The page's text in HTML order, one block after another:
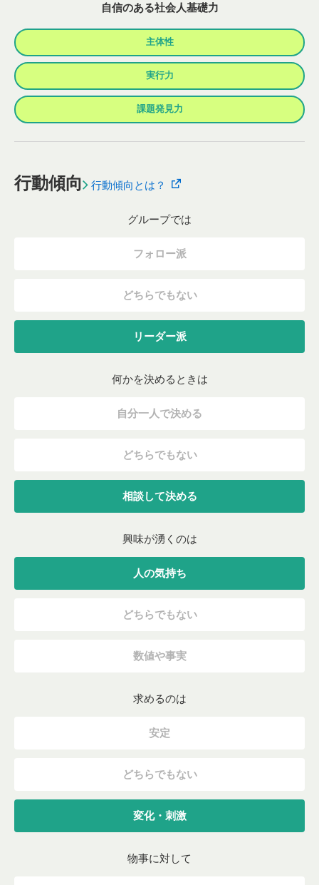
自信のある社会人基礎力
主体性
実行力
課題発見力
行動傾向 行動傾向とは？
グループでは
フォロー派
どちらでもない
リーダー派
何かを決めるときは
自分一人で決める
どちらでもない
相談して決める
興味が湧くのは
人の気持ち
どちらでもない
数値や事実
求めるのは
安定
どちらでもない
変化・刺激
物事に対して